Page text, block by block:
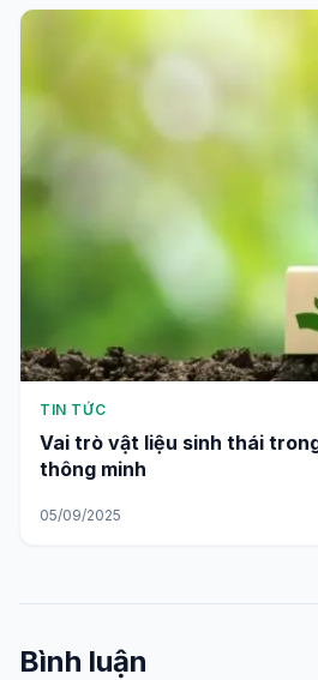
TIN TỨC
Vai trò vật liệu sinh thái
thông minh
05/09/2025
Bình luận